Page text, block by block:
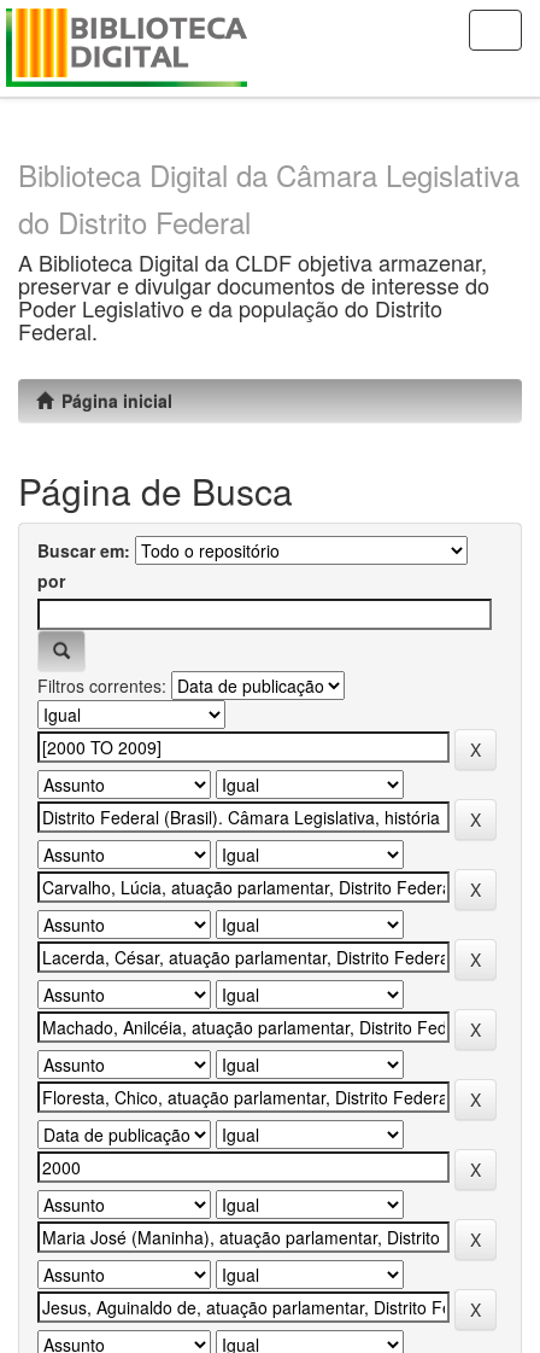
Skip
Biblioteca Digital da Câmara Legislativa
do Distrito Federal
A Biblioteca Digital da CLDF objetiva armazenar,
preservar e divulgar documentos de interesse do
Poder Legislativo e da população do Distrito
Federal.
Página inicial
Página de Busca
Buscar em:
por
Filtros correntes: